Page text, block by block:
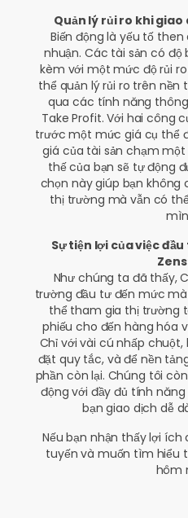
Quản lý rủi ro khi giao
Biến động là yếu tố
nhuận. Các tài sản có
kèm với một mức độ rủi
thể quản lý rủi ro trên
qua các tính năng
Take Profit. Với hai công
trước một mức giá cụ thể
giá của tài sản chạm
thế của bạn sẽ tự động
chọn này giúp bạn không
thị trường mà vẫn có
Sự tiện lợi của việc
Như chúng ta đã thấy,
trường đầu tư đến mức
thể tham gia thị trường
phiếu cho đến hàng hóa
Chỉ với vài cú nhấp
đặt quy tắc, và để nền
phần còn lại. Chúng tôi
động với đầy đủ tính
bạn giao dịch dễ
Nếu bạn nhận thấy lợi ích
tuyến và muốn tìm hiểu
hôm